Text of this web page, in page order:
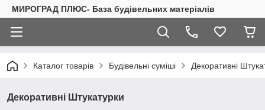
МИРОГРАД ПЛЮС- База будівельних матеріалів
Каталог товарів Будівельні суміші Декоративні
Декоративні Штукатурки